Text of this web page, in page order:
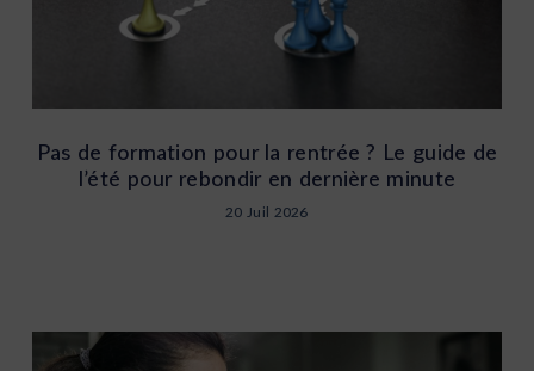
Pas de formation pour la rentrée ? Le guide de
l’été pour rebondir en dernière minute
20 Juil 2026